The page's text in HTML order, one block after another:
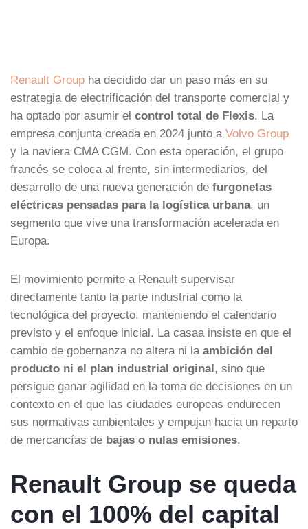
Renault Group ha decidido dar un paso más en su
estrategia de electrificación del transporte comercial y
ha optado por asumir el control total de Flexis. La
empresa conjunta creada en 2024 junto a Volvo Group
y la naviera CMA CGM. Con esta operación, el grupo
francés se coloca al frente, sin intermediarios, del
desarrollo de una nueva generación de furgonetas
eléctricas pensadas para la logística urbana, un
segmento que vive una transformación acelerada en
Europa.
El movimiento permite a Renault supervisar
directamente tanto la parte industrial como la
tecnológica del proyecto, manteniendo el calendario
previsto y el enfoque inicial. La casaa insiste en que el
cambio de gobernanza no altera ni la ambición del
producto ni el plan industrial original, sino que
persigue ganar agilidad en la toma de decisiones en un
contexto en el que las ciudades europeas endurecen
sus normativas ambientales y empujan hacia un reparto
de mercancías de bajas o nulas emisiones.
Renault Group se queda
con el 100% del capital